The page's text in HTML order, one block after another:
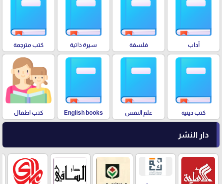
آداب فلسفة سيرة ذاتية كتب مترجمة
كتب دينية علم النفس English books كتب اطفال
دار النشر